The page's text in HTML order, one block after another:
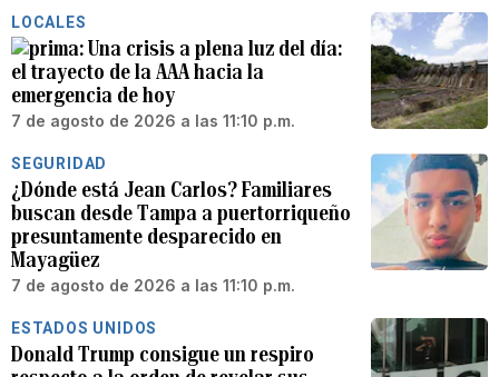
LOCALES
Una crisis a plena luz del día:
el trayecto de la AAA hacia la
emergencia de hoy
7 de agosto de 2026 a las 11:10 p.m.
SEGURIDAD
¿Dónde está Jean Carlos? Familiares
buscan desde Tampa a puertorriqueño
presuntamente desparecido en
Mayagüez
7 de agosto de 2026 a las 11:10 p.m.
ESTADOS UNIDOS
Donald Trump consigue un respiro